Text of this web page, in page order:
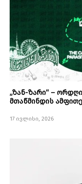
„ზან-ზარი“ –
მთაწმინდის
17 ივლისი, 2026